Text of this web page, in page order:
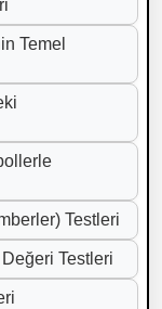
Temel
Testleri
Değeri Testleri